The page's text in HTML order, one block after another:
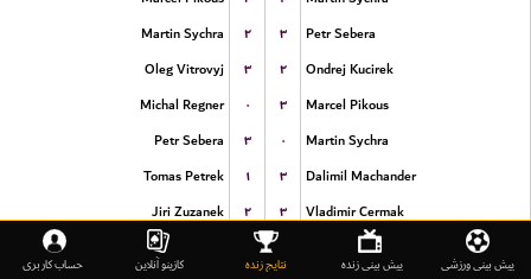
Martin Sychra
۲ ۳
Petr Sebera
Oleg Vitrovyj
۳ ۲
Ondrej Kucirek
Michal Regner
۰ ۳
Marcel Pikous
Petr Sebera
۳ ۰
Martin Sychra
Tomas Petrek
۱ ۳
Dalimil Machander
Jiri Zuzanek
۲ ۳
Vladimir Cermak
Ondrej Kysely
Tomas Petrek
پیش بینی ورزشی پیش بینی زنده نتایج زنده کازینو آنلاین حساب کاربری